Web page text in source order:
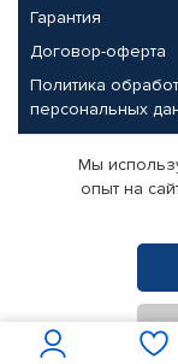
Гарантия
Договор-оферта
Политика
персональных
Партнерам
Корпоративным
Поставщикам
© КАМАЗ ЦЕНТР
Интернет-магазин
Мы
опыт на